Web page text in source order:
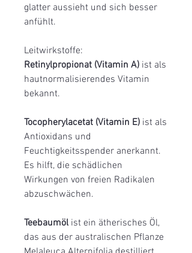
glatter aussieht und sich besser
anfühlt.
Leitwirkstoffe:
Retinylpropionat (Vitamin A) ist als
hautnormalisierendes Vitamin
bekannt.
Tocopherylacetat (Vitamin E) ist als
Antioxidans und
Feuchtigkeitsspender anerkannt.
Es hilft, die schädlichen
Wirkungen von freien Radikalen
abzuschwächen.
Teebaumöl ist ein ätherisches Öl,
das aus der australischen Pflanze